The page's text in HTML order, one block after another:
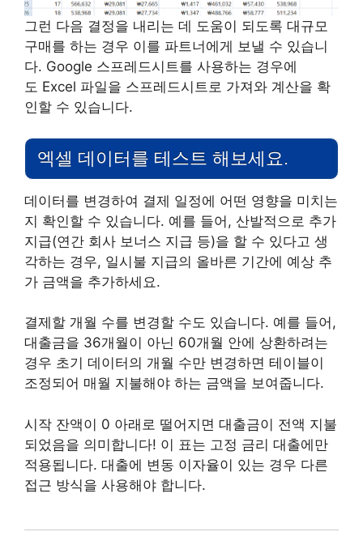
그런 다음 결정을 내리는 데 도움이 되도록 대규모
구매를 하는 경우 이를 파트너에게 보낼 수 있습니
다. Google 스프레드시트를 사용하는 경우에
도 Excel 파일을 스프레드시트로 가져와 계산을 확
인할 수 있습니다.
엑셀 데이터를 테스트 해보세요.
데이터를 변경하여 결제 일정에 어떤 영향을 미치는
지 확인할 수 있습니다. 예를 들어, 산발적으로 추가
지급(연간 회사 보너스 지급 등)을 할 수 있다고 생
각하는 경우, 일시불 지급의 올바른 기간에 예상 추
가 금액을 추가하세요.
결제할 개월 수를 변경할 수도 있습니다. 예를 들어,
대출금을 36개월이 아닌 60개월 안에 상환하려는
경우 초기 데이터의 개월 수만 변경하면 테이블이
조정되어 매월 지불해야 하는 금액을 보여줍니다.
시작 잔액이 0 아래로 떨어지면 대출금이 전액 지불
되었음을 의미합니다! 이 표는 고정 금리 대출에만
적용됩니다. 대출에 변동 이자율이 있는 경우 다른
접근 방식을 사용해야 합니다.